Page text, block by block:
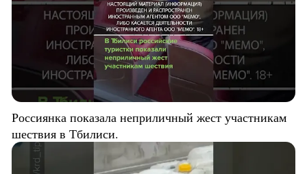
Россиянка показала неприличный жест участникам
шествия в Тбилиси.